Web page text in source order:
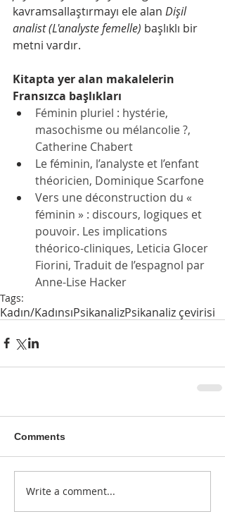
kavramsallaştırmayı ele alan Dişil
analist (L'analyste femelle) başlıklı bir
metni vardır.
Kitapta yer alan makalelerin
Fransızca başlıkları
Féminin pluriel : hystérie,
masochisme ou mélancolie ?,
Catherine Chabert
Le féminin, l’analyste et l’enfant
théoricien, Dominique Scarfone
Vers une déconstruction du «
féminin » : discours, logiques et
pouvoir. Les implications
théorico-cliniques, Leticia Glocer
Fiorini, Traduit de l’espagnol par
Anne-Lise Hacker
Tags:
Kadın/KadınsıPsikanalizPsikanaliz çevirisi
Comments
Write a comment...